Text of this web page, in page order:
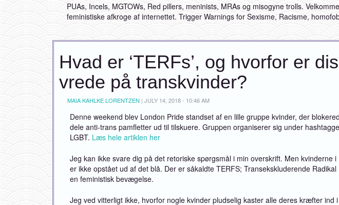
PUAs, Incels, MGTOWs, Red pillers, meninists, MRAs og misogyne trolls.
feministiske afkroge af internettet. Trigger Warnings for Sexisme, Racisme,
Hvad er ‘TERFs’, og hvorfor er
vrede på transkvinder?
MAIA KAHLKE LORENTZEN |JULY 14, 2018 - 10:46 AM
Denne weekend blev London Pride standset af en lille gruppe kvinder, der
dele anti-trans pamfletter ud til tilskuere. Gruppen organiserer sig under
LGBT. Læs hele artiklen her
Jeg kan ikke svare dig på det retoriske spørgsmål i min overskrift. Men kvinderne
er ikke opstået ud af det blå. Der er såkaldte TERFS; Transekskluderende
en feministisk bevægelse.
Jeg ved vitterligt ikke, hvorfor nogle kvinder pludselig kaster alle deres kræfter ind